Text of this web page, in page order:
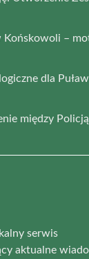
–
dla
między
serwis
aktualne